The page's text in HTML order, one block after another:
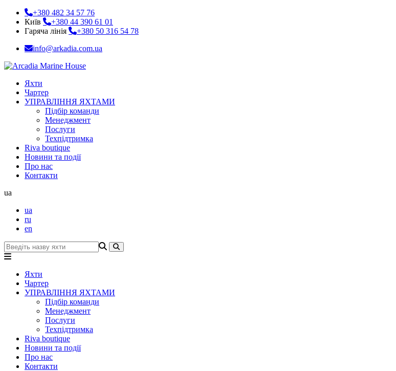
+380 482 34 57 76
Київ
+380 44 390 61 01
Гаряча лінія
+380 50 316 54 78
info@arkadia.com.ua
Яхти
Чартер
УПРАВЛІННЯ ЯХТАМИ
Підбір команди
Менеджмент
Послуги
Техпідтримка
Riva boutique
Новини та події
Про нас
Контакти
ua
ua
ru
en
Яхти
Чартер
УПРАВЛІННЯ ЯХТАМИ
Підбір команди
Менеджмент
Послуги
Техпідтримка
Riva boutique
Новини та події
Про нас
Контакти